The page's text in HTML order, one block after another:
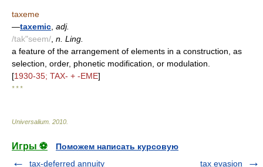
taxeme
—taxemic adj.
/tak"seem/ n. Ling.
a feature of the arrangement of elements in a construction, as
selection, order, phonetic modification, or modulation.
[1930-35; TAX- + -EME]
* * *
Universalium 2010
Игры ⚽
Поможем написать курсовую
tax-deferred annuity
tax evasion